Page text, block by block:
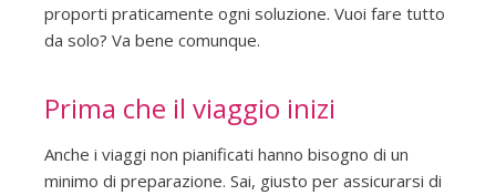
proporti praticamente ogni soluzione. Vuoi fare tutto
da solo? Va bene comunque.
Prima che il viaggio inizi
Anche i viaggi non pianificati hanno bisogno di un
minimo di preparazione. Sai, giusto per assicurarsi di